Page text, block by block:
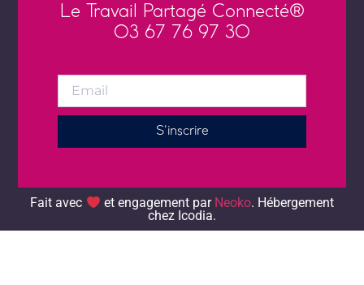
Le Travail Partagé Connecté®
03 67 76 97 30
S'inscrire
Fait avec et engagement par Neoko. Hébergement
chez Icodia.